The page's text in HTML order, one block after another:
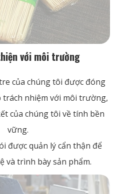
với môi trường
của chúng tôi được đóng
trách nhiệm với môi trường,
của chúng tôi về tính bền
vững.
được quản lý cẩn thận để
và trình bày sản phẩm.